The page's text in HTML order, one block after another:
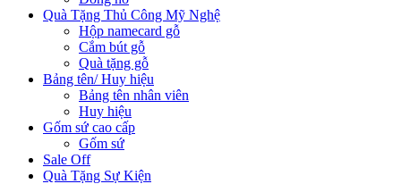
Quà Tặng Thủ Công Mỹ Nghệ
Hộp namecard gỗ
Cắm bút gỗ
Quà tặng gỗ
Bảng tên/ Huy hiệu
Bảng tên nhân viên
Huy hiệu
Gốm sứ cao cấp
Gốm sứ
Sale Off
Quà Tặng Sự Kiện